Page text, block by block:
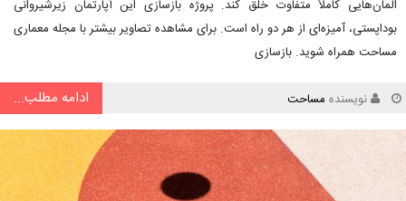
المان‌هایی کاملاً متفاوت خلق کند. پروژه بازسازی این آپارتمان زیرشیروانی
بوداپستی، آمیزه‌ای از هر دو راه است. برای مشاهده تصاویر بیشتر با مجله معماری
مساحت همراه شوید. بازسازی
نویسنده مساحت ادامه مطلب...